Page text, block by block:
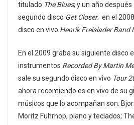
titulado The Blues; y un año
segundo disco Get Closer; en el
disco en vivo Henrik Freislader Band
En el 2009 graba su siguiente disco
instrumentos Recorded By Martin
sale su segundo disco en vivo Tour
ahora recomiendo es en vivo de su
músicos que lo acompañan son:
Moritz Fuhrhop, piano y teclados;